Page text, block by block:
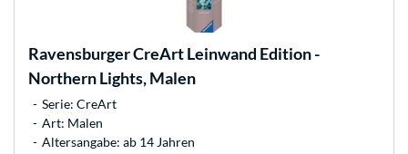
RavensburgerCreArt Leinwand Edition -
Northern Lights, Malen
Serie: CreArt
Art: Malen
Altersangabe: ab 14 Jahren